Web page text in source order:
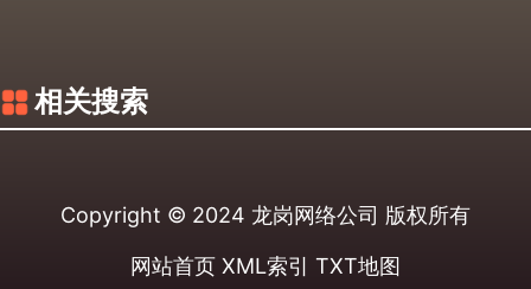
相关搜索
Copyright © 2024 龙岗网络公司 版权所有
网站首页 XML索引 TXT地图